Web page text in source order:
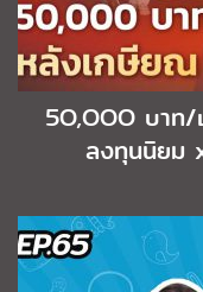
5O,OOO บาท
ลงทุนนิยม